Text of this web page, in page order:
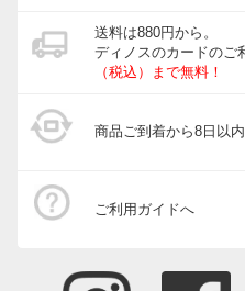
送料は880円から。
ディノスのカードのご
（税込）まで無料！
商品ご到着から8日以
ご利用ガイドへ